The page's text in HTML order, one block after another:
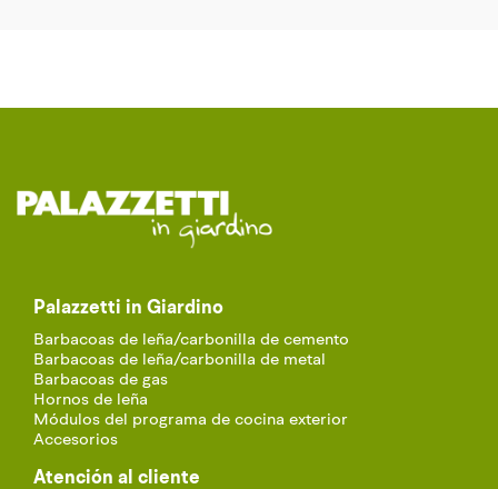
Palazzetti in Giardino
Barbacoas de leña/carbonilla de cemento
Barbacoas de leña/carbonilla de metal
Barbacoas de gas
Hornos de leña
Módulos del programa de cocina exterior
Accesorios
Atención al cliente